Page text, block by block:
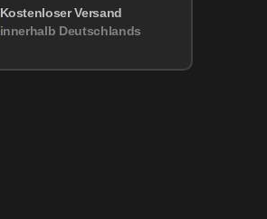
Kostenloser Versand
innerhalb Deutschlands